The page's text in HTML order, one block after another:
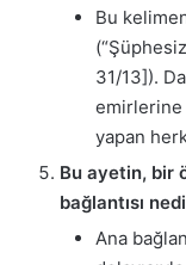
Bu
31/13]).
emirlerine
yapan
Bu ayetin, bir
bağlantısı
Ana